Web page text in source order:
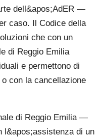
dell&apos;AdER —
caso. Il Codice della
che con un
di Reggio Emilia
e permettono di
con la cancellazione
di Reggio Emilia —
di un